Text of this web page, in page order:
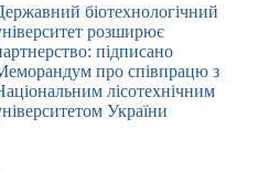
біотехнологічний
розширює
підписано
про співпрацю з
лісотехнічним
України